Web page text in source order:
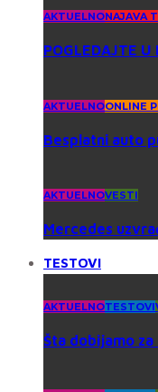
AKTUELNONAJAVA
POGLEDAJTE U
AKTUELNOONLINE
Besplatni auto
AKTUELNOVESTI
Mercedes
TESTOVI
AKTUELNOTESTOVI
Šta dobijamo